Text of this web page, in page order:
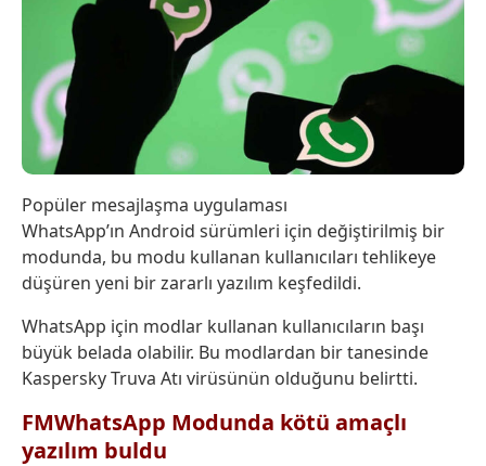
Popüler mesajlaşma uygulaması
WhatsApp’ın Android sürümleri için değiştirilmiş bir
modunda, bu modu kullanan kullanıcıları tehlikeye
düşüren yeni bir zararlı yazılım keşfedildi.
WhatsApp için modlar kullanan kullanıcıların başı
büyük belada olabilir. Bu modlardan bir tanesinde
Kaspersky Truva Atı virüsünün olduğunu belirtti.
FMWhatsApp Modunda kötü amaçlı
yazılım buldu